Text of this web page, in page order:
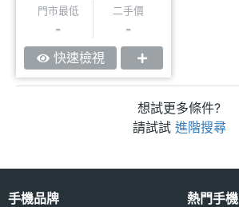
門市最低
-
二手價
-
快速檢視
想試更多條件?
請試試 進階搜尋
手機品牌 熱門手機